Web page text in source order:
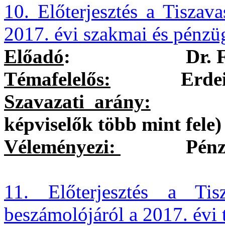
10. Előterjesztés a
2017. évi szakmai és
Előadó:
Dr.
Témafelelős: Erdei
Szavazati arány:
képviselők több mint fele)
Véleményezi:
11. Előterjesztés a
beszámolójáról a 2017. évi